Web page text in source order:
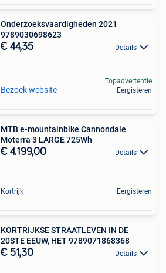
Onderzoeksvaardigheden 2021
9789030698623
€ 44,35 Details
Bezoek website
Topadvertentie
Eergisteren
MTB e-mountainbike Cannondale
Moterra 3 LARGE 725Wh
€ 4.199,00 Details
Kortrijk Eergisteren
KORTRIJKSE STRAATLEVEN IN DE
20STE EEUW, HET 9789071868368
€ 51,30 Details